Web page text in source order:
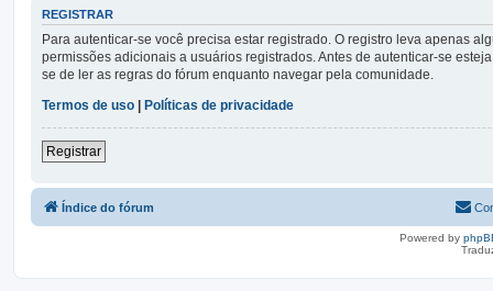
REGISTRAR
Para autenticar-se você precisa estar registrado. O registro leva apenas
permissões adicionais a usuários registrados. Antes de autenticar-se
se de ler as regras do fórum enquanto navegar pela comunidade.
Termos de uso
Políticas de privacidade
Registrar
Índice do fórum
Powered by